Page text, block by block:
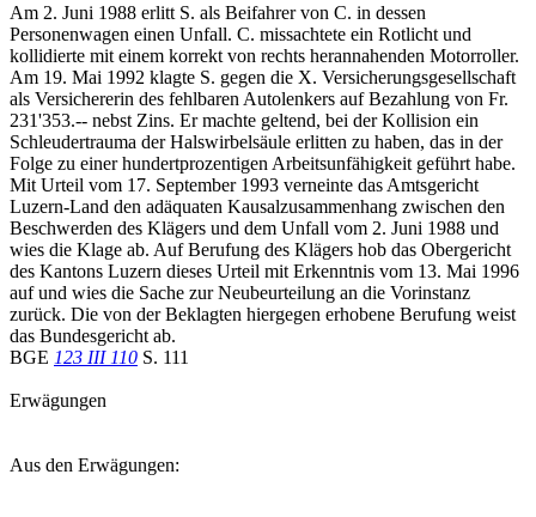
Am 2. Juni 1988 erlitt S. als Beifahrer von C. in dessen
Personenwagen einen Unfall. C. missachtete ein Rotlicht und
kollidierte mit einem korrekt von rechts herannahenden Motorroller.
Am 19. Mai 1992 klagte S. gegen die X. Versicherungsgesellschaft
als Versichererin des fehlbaren Autolenkers auf Bezahlung von Fr.
231'353.-- nebst Zins. Er machte geltend, bei der Kollision ein
Schleudertrauma der Halswirbelsäule erlitten zu haben, das in der
Folge zu einer hundertprozentigen Arbeitsunfähigkeit geführt habe.
Mit Urteil vom 17. September 1993 verneinte das Amtsgericht
Luzern-Land den adäquaten Kausalzusammenhang zwischen den
Beschwerden des Klägers und dem Unfall vom 2. Juni 1988 und
wies die Klage ab. Auf Berufung des Klägers hob das Obergericht
des Kantons Luzern dieses Urteil mit Erkenntnis vom 13. Mai 1996
auf und wies die Sache zur Neubeurteilung an die Vorinstanz
zurück. Die von der Beklagten hiergegen erhobene Berufung weist
das Bundesgericht ab.
BGE 123 III 110 S. 111
Erwägungen
Aus den Erwägungen: